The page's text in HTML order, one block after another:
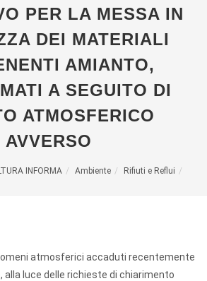
PER LA MESSA IN
DEI MATERIALI
AMIANTO,
A SEGUITO DI
ATMOSFERICO
AVVERSO
INFORMA Ambiente Rifiuti e Reflui
atmosferici accaduti recentemente
alla luce delle richieste di chiarimento